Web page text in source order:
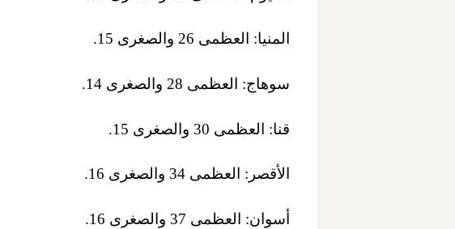
المنيا: العظمى 26 والصغرى 15.
سوهاج: العظمى 28 والصغرى 14.
قنا: العظمى 30 والصغرى 15.
الأقصر: العظمى 34 والصغرى 16.
أسوان: العظمى 37 والصغرى 16.